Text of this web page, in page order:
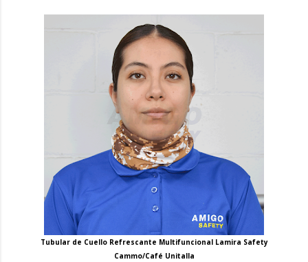
Tubular de Cuello Refrescante Multifuncional Lamira Safety
Cammo/Café Unitalla